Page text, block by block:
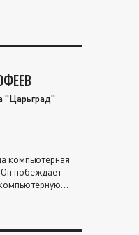
"Царьград"
компьютерная
Он побеждает